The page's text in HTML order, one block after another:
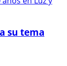
su tema